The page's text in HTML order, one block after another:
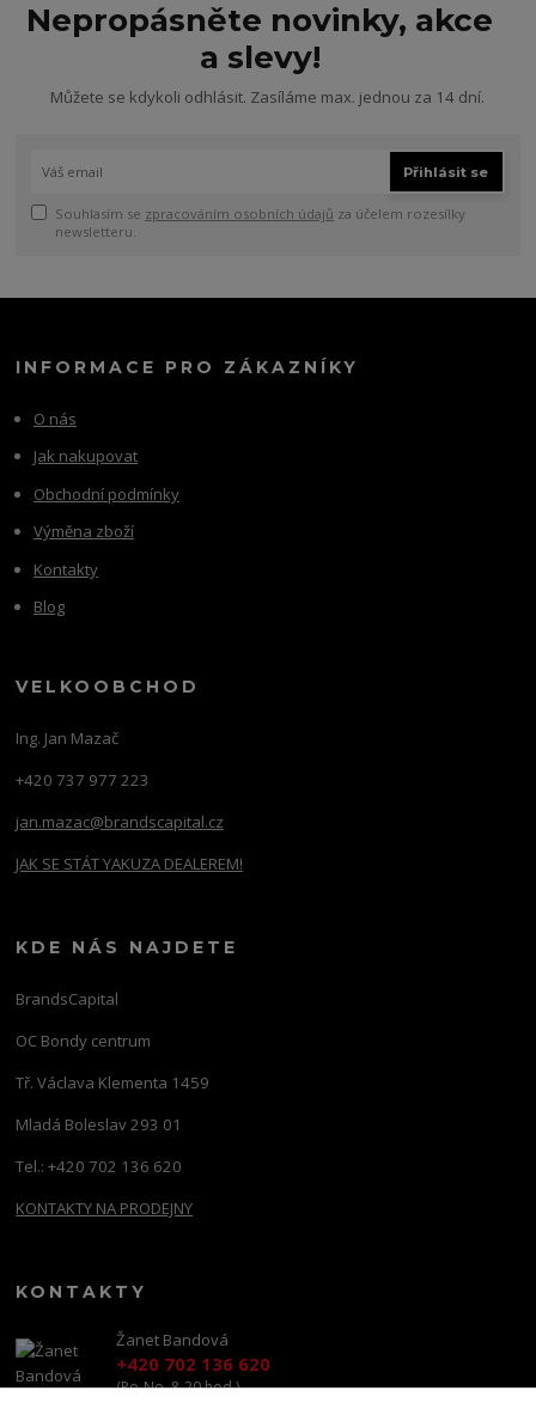
Nepropásněte novinky, akce
a slevy!
Můžete se kdykoli odhlásit. Zasíláme max. jednou za 14 dní.
Přihlásit se
Souhlasím se zpracováním osobních údajů za účelem rozesílky
newsletteru.
INFORMACE PRO ZÁKAZNÍKY
O nás
Jak nakupovat
Obchodní podmínky
Výměna zboží
Kontakty
Blog
VELKOOBCHOD
Ing. Jan Mazač
+420 737 977 223
jan.mazac@brandscapital.cz
JAK SE STÁT YAKUZA DEALEREM!
KDE NÁS NAJDETE
BrandsCapital
OC Bondy centrum
Tř. Václava Klementa 1459
Mladá Boleslav 293 01
Tel.: +420 702 136 620
KONTAKTY NA PRODEJNY
KONTAKTY
Žanet Bandová
+420 702 136 620
(Po-Ne, 8-20 hod.)